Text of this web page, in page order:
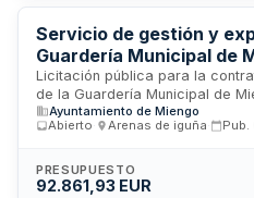
aplicará el Convenio colectivo
educación infantil como
Servicio de gestión y
Guardería Municipal de
Licitación pública para la
de la Guardería Municipal de
Miengo requiere la cobertura
guardería en el término
de un contrato administrativo
de Contratos del Sector
Ayuntamiento de Miengo
Abierto
Arenas de iguña Pub.
PRESUPUESTO
92.861,93 EUR